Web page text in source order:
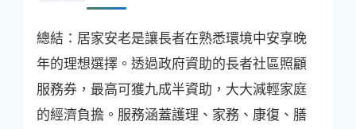
總結：居家安老是讓長者在熟悉環境中安享晚
年的理想選擇。透過政府資助的長者社區照顧
服務券，最高可獲九成半資助，大大減輕家庭
的經濟負擔。服務涵蓋護理、家務、康復、膳